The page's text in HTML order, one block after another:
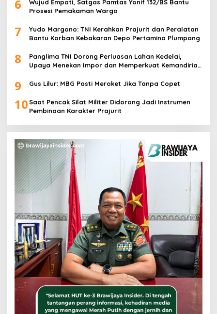
6
Wujud Empati, Satgas Pamtas Yonif 132/BS Bantu
Prosesi Pemakaman Warga
7
Yudo Margono: TNI Kerahkan Prajurit dan Peralatan
Bantu Korban Kebakaran Depo Pertamina Plumpang
8
Panglima TNI Dorong Perluasan Lahan Kedelai,
Upaya Menekan Impor dan Memperkuat Kemandirian
9 Gus Lilur: MBG Pasti Meroket Jika Tanpa Copet
10 Saat Pencak Silat Militer Didorong Jadi Instrumen
Pembinaan Karakter Prajurit